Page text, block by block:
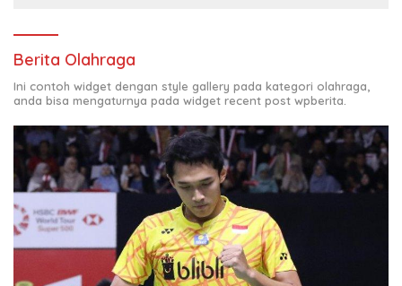
Berita Olahraga
Ini contoh widget dengan style gallery pada kategori olahraga,
anda bisa mengaturnya pada widget recent post wpberita.